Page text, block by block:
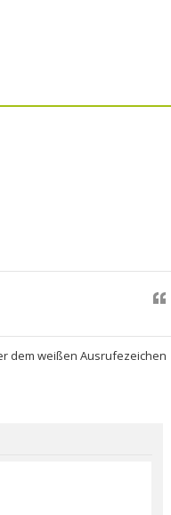
Zitat
dem weißen Ausrufezeichen